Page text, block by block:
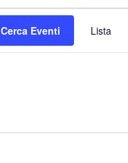
Cerca Eventi Lista